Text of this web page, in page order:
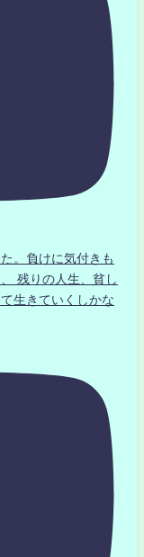
。負けに気付きも
残りの人生、貧し
生きていくしかな